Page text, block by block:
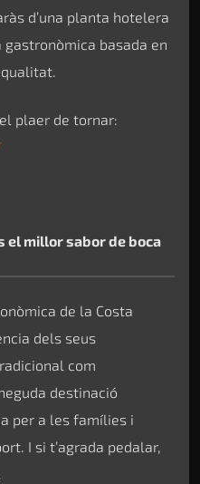
d’una planta hotelera
basada en
plaer de tornar:
el millor sabor de boca
de la Costa
dels seus
com
destinació
per a les famílies i
I si t’agrada pedalar,